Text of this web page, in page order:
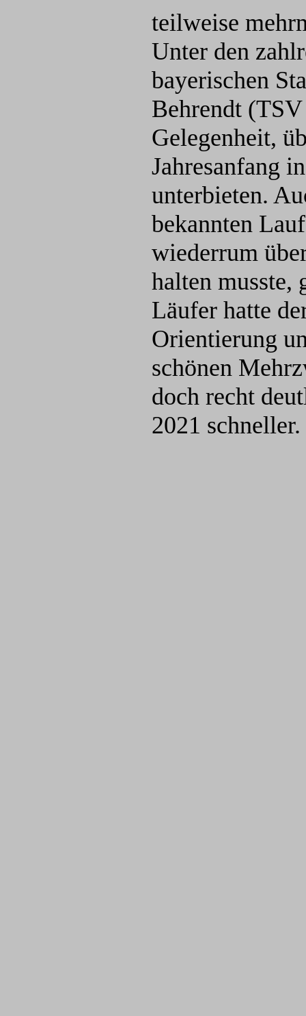
teilweise
Unter den
bayerischen
Behrendt
Gelegenheit,
Jahresanfang
unterbieten.
bekannten
wiederrum
halten musste,
Läufer hatte
Orientierung
schönen
doch recht
2021 schneller.